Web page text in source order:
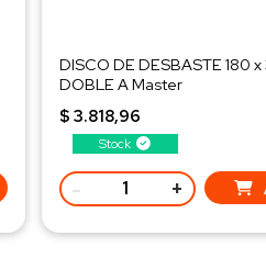
Stock
DISCO DE DESBASTE 180
DOBLE A Master
$ 3.818,96
- +